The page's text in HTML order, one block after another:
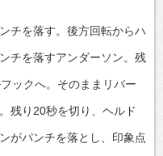
チを落す。後方回転からハ
チを落すアンダーソン。残
ックへ。そのままリバー
残り20秒を切り、ヘルド
がパンチを落とし、印象点